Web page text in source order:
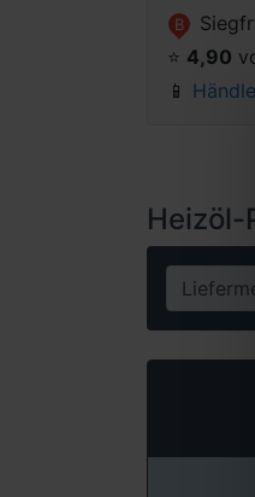
B
⭐️ 4,90
📱
Heizöl-